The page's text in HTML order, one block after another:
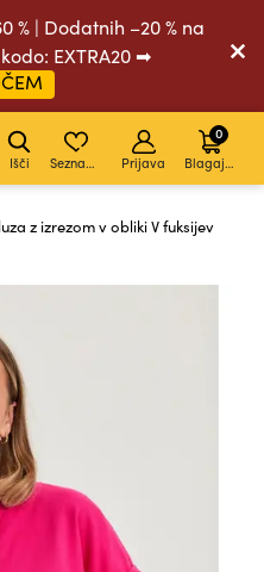
% | Dodatnih –20 % na
EXTRA20 ➡
Išči Seznam želja Prijava Blagajna
0
z izrezom v obliki V fuksijev